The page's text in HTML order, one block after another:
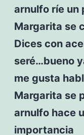
arnulfo ríe un
Margarita se
Dices con
seré…bueno
me gusta
Margarita se
arnulfo hace
importancia